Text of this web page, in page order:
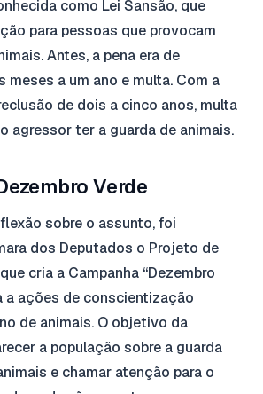
como Lei Sansão, que
para pessoas que provocam
Antes, a pena era de
meses a um ano e multa. Com a
de dois a cinco anos, multa
agressor ter a guarda de animais.
Verde
sobre o assunto, foi
dos Deputados o Projeto de
cria a Campanha “Dezembro
a ações de conscientização
de animais. O objetivo da
a população sobre a guarda
e chamar atenção para o